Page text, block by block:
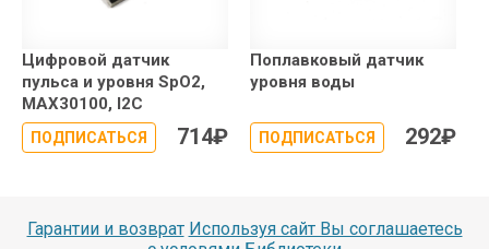
Цифровой датчик
пульса и уровня SpO2,
MAX30100, I2C
ПОДПИСАТЬСЯ 714₽
Поплавковый датчик
уровня воды
ПОДПИСАТЬСЯ 292₽
Гарантии и возврат Используя сайт Вы соглашаетесь